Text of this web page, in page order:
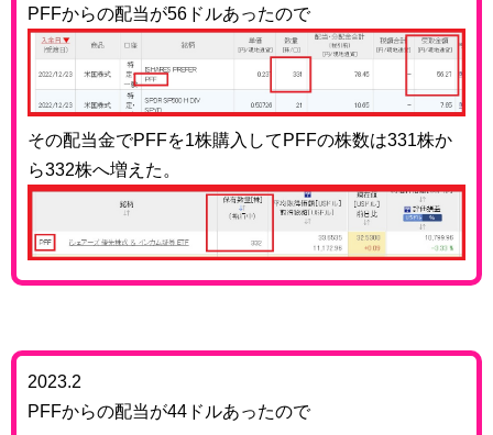
PFFからの配当が56ドルあったので
その配当金でPFFを1株購入してPFFの株数は331株か
ら332株へ増えた。
2023.2
PFFからの配当が44ドルあったので